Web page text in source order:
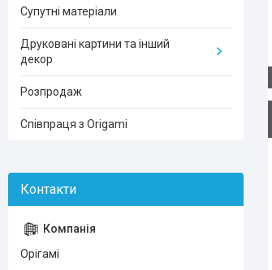
Супутні матеріали
Друковані картини та інший
декор
Розпродаж
Співпраця з Origami
Орігамі